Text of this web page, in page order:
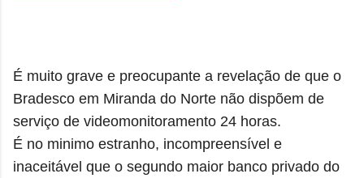
É muito grave e preocupante a revelação de que o
Bradesco em Miranda do Norte não dispõem de
serviço de videomonitoramento 24 horas.
É no minimo estranho, incompreensível e
inaceitável que o segundo maior banco privado do